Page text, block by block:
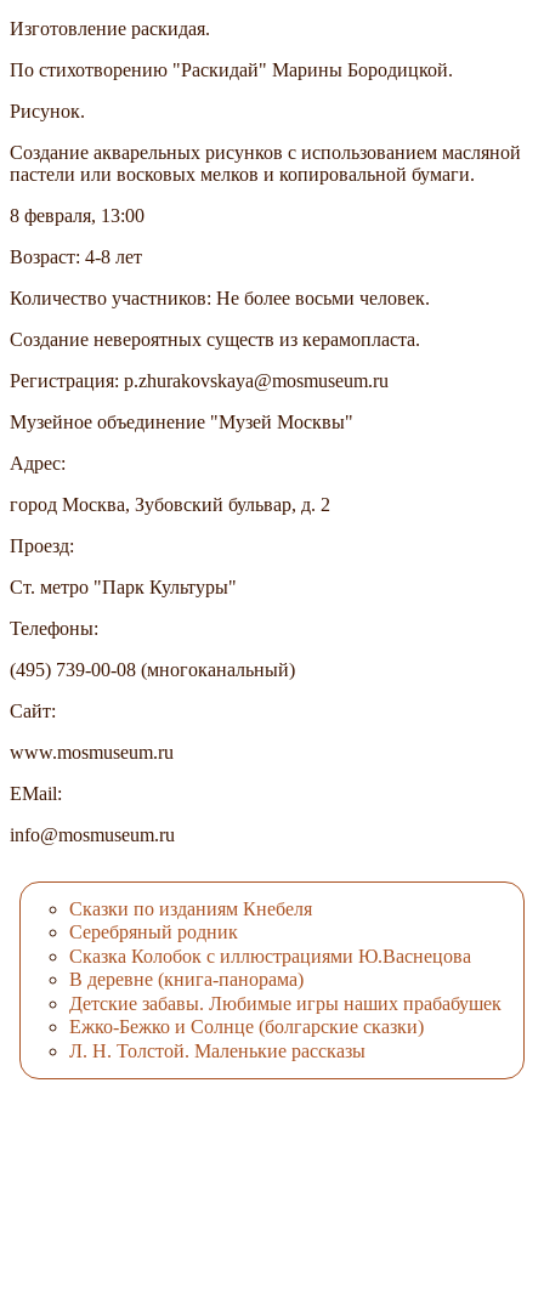
Изготовление раскидая.
По стихотворению "Раскидай" Марины Бородицкой.
Рисунок.
Создание акварельных рисунков с использованием масляной
пастели или восковых мелков и копировальной бумаги.
8 февраля, 13:00
Возраст: 4-8 лет
Количество участников: Не более восьми человек.
Создание невероятных существ из керамопласта.
Регистрация: p.zhurakovskaya@mosmuseum.ru
Музейное объединение "Музей Москвы"
Адрес:
город Москва, Зубовский бульвар, д. 2
Проезд:
Ст. метро "Парк Культуры"
Телефоны:
(495) 739-00-08 (многоканальный)
Сайт:
www.mosmuseum.ru
EMail:
info@mosmuseum.ru
Сказки по изданиям Кнебеля
Серебряный родник
Сказка Колобок с иллюстрациями Ю.Васнецова
В деревне (книга-панорама)
Детские забавы. Любимые игры наших прабабушек
Ежко-Бежко и Солнце (болгарские сказки)
Л. Н. Толстой. Маленькие рассказы